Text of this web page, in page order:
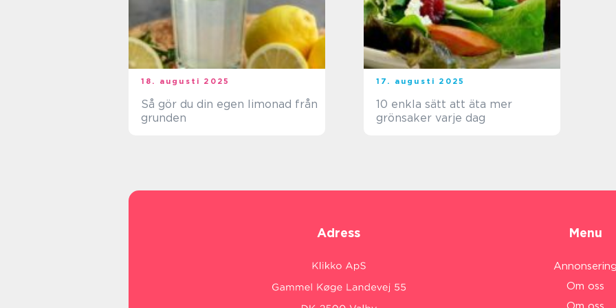
18. augusti 2025
Så gör du din egen limonad från
grunden
17. augusti 2025
10 enkla sätt att äta mer
grönsaker varje dag
Adress Menu
Om oss